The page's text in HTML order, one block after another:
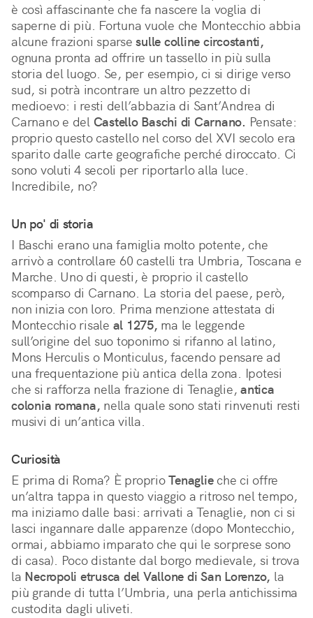
è così affascinante che fa nascere la voglia di
saperne di più. Fortuna vuole che Montecchio abbia
alcune frazioni sparsesulle colline circostanti,
ognuna pronta ad offrire un tassello in più sulla
storia del luogo. Se, per esempio, ci si dirige verso
sud, si potrà incontrare un altro pezzetto di
medioevo: i resti dell’abbazia di Sant’Andrea di
Carnano e del Castello Baschi di Carnano. Pensate:
proprio questo castello nel corso del XVI secolo era
sparito dalle carte geografiche perché diroccato. Ci
sono voluti 4 secoli per riportarlo alla luce.
Incredibile, no?
Un po' di storia
I Baschi erano una famiglia molto potente, che
arrivò a controllare 60 castelli tra Umbria, Toscana e
Marche. Uno di questi, è proprio il castello
scomparso di Carnano. La storia del paese, però,
non inizia con loro. Prima menzione attestata di
Montecchio risale al 1275, ma le leggende
sull’origine del suo toponimo si rifanno al latino,
Mons Herculis o Monticulus, facendo pensare ad
una frequentazione più antica della zona. Ipotesi
che si rafforza nella frazione di Tenaglie, antica
colonia romana, nella quale sono stati rinvenuti resti
musivi di un’antica villa.
Curiosità
E prima di Roma? È proprioTenaglieche ci offre
un’altra tappa in questo viaggio a ritroso nel tempo,
ma iniziamo dalle basi: arrivati a Tenaglie, non ci si
lasci ingannare dalle apparenze (dopo Montecchio,
ormai, abbiamo imparato che qui le sorprese sono
di casa). Poco distante dal borgo medievale, si trova
la Necropoli etrusca del Vallone di San Lorenzo, la
più grande di tutta l’Umbria, una perla antichissima
custodita dagli uliveti.